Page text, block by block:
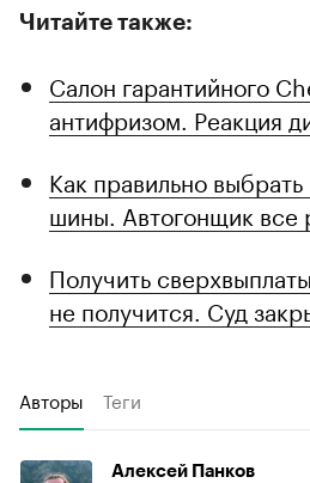
Читайте также:
Салон гарантийного
антифризом. Реакция
Как правильно
шины. Автогонщик все
Получить
не получится. Суд
Авторы Теги
Алексей Панков